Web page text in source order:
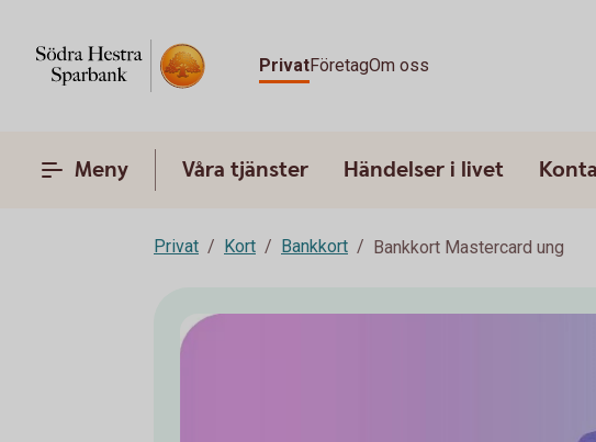
PrivatFöretagOm oss
Meny Våra tjänster Händelser i livet
Privat Kort Bankkort Bankkort Mastercard ung